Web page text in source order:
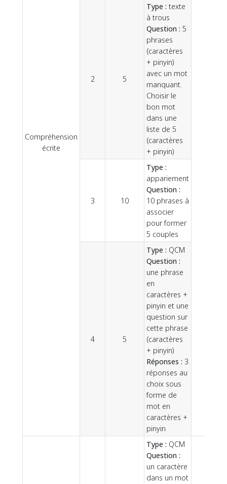
Compréhension
écrite
2 5
Type : texte
à trous
Question : 5
phrases
(caractères
+ pinyin)
avec un mot
manquant.
Choisir le
bon mot
dans une
liste de 5
(caractères
+ pinyin)
3 10
Type :
appariement
Question :
10 phrases à
associer
pour former
5 couples
4 5
Type : QCM
Question :
une phrase
en
caractères +
pinyin et une
question sur
cette phrase
(caractères
+ pinyin)
Réponses : 3
réponses au
choix sous
forme de
mot en
caractères +
pinyin
Type : QCM
Question :
un caractère
dans un mot